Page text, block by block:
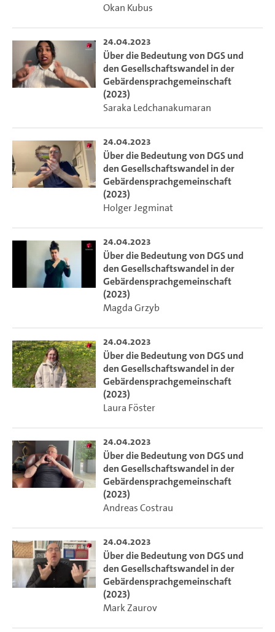
Okan Kubus
24.04.2023
Über die Bedeutung von DGS und
den Gesellschaftswandel in der
Gebärdensprachgemeinschaft
(2023)
Saraka Ledchanakumaran
24.04.2023
Über die Bedeutung von DGS und
den Gesellschaftswandel in der
Gebärdensprachgemeinschaft
(2023)
Holger Jegminat
24.04.2023
Über die Bedeutung von DGS und
den Gesellschaftswandel in der
Gebärdensprachgemeinschaft
(2023)
Magda Grzyb
24.04.2023
Über die Bedeutung von DGS und
den Gesellschaftswandel in der
Gebärdensprachgemeinschaft
(2023)
Laura Föster
24.04.2023
Über die Bedeutung von DGS und
den Gesellschaftswandel in der
Gebärdensprachgemeinschaft
(2023)
Andreas Costrau
24.04.2023
Über die Bedeutung von DGS und
den Gesellschaftswandel in der
Gebärdensprachgemeinschaft
(2023)
Mark Zaurov